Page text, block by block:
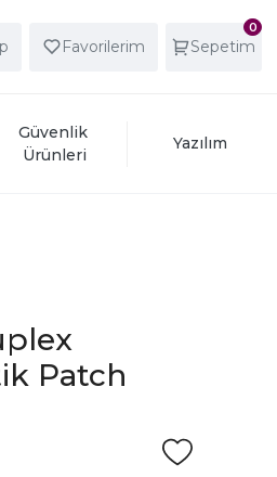
Favorilerim
0
Sepetim
Güvenlik
Ürünleri
Yazılım
Patch